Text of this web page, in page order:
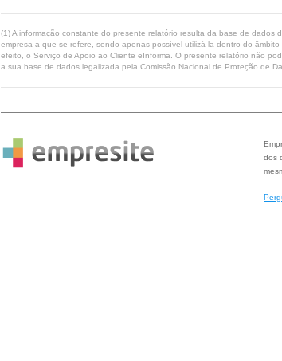
(1) A informação constante do presente relatório resulta da base de
empresa a que se refere, sendo apenas possível utilizá-la dentro do
efeito, o Serviço de Apoio ao Cliente eInforma. O presente relatório não
a sua base de dados legalizada pela Comissão Nacional de Proteção de
dos